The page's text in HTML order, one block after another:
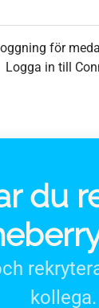
för
Logga in till
du
kollega.